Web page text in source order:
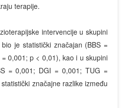
terapije.
intervencije u skupini
je statistički značajan (BBS =
0,001; p < 0,01), kao i u skupini
= 0,001; DGI = 0,001; TUG =
značajne razlike između